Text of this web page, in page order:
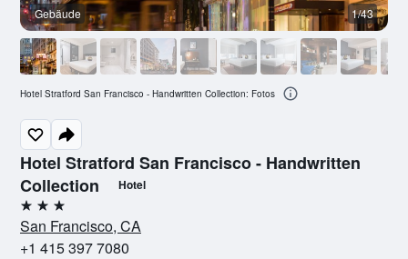
Hotel Stratford San Francisco - Handwritten
Collection
Hotel
3 Sterne
San Francisco, CA
+1 415 397 7080
Gebäude 1/43
Hotel Stratford San Francisco - Handwritten Collection: Fotos